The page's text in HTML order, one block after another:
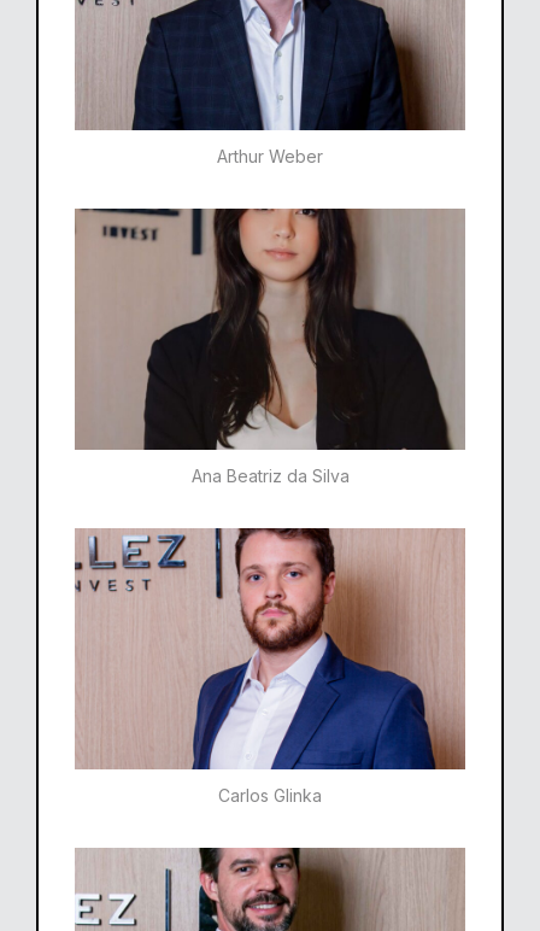
Arthur Weber
Ana Beatriz da Silva
Carlos Glinka